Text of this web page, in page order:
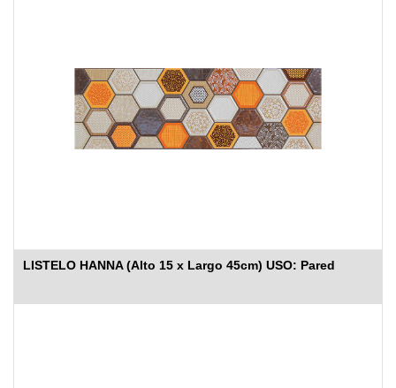
LISTELO HANNA (Alto 15 x Largo 45cm) USO: Pared